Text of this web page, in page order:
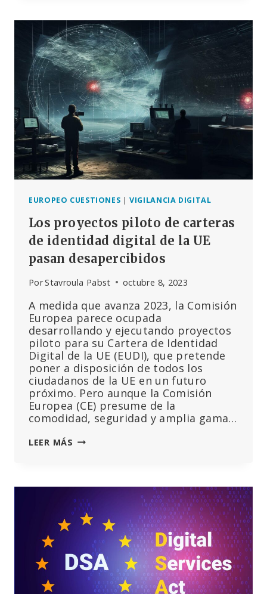
LA
SHOA,
«BUSCADA»
POR
LA
FISCALÍA
ALEMANA
TRAS
DECIR
LA
VERDAD
ANTE
EL
EUROPEO CUESTIONES |VIGILANCIA DIGITAL
Los proyectos piloto de carteras
de identidad digital de la UE
pasan desapercibidos
PorStavroula Pabst octubre 8, 2023
A medida que avanza 2023, la Comisión
Europea parece ocupada
desarrollando y ejecutando proyectos
piloto para su Cartera de Identidad
Digital de la UE (EUDI), que pretende
poner a disposición de todos los
ciudadanos de la UE en un futuro
próximo. Pero aunque la Comisión
Europea (CE) presume de la
comodidad, seguridad y amplia gama…
LEER MÁS LOS
DE
IDENTIDAD
DIGITAL
LA
UE
PASAN
DESAPERCIBIDOS